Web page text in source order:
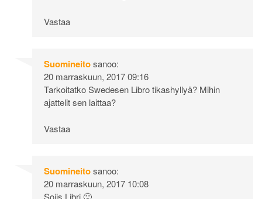
Vastaa
Suomineitosanoo:
20 marraskuun, 2017 09:16
Tarkoitatko Swedesen Libro tikashyllyä? Mihin
ajattelit sen laittaa?
Vastaa
Suomineitosanoo:
20 marraskuun, 2017 10:08
Soiis Libri 🙂